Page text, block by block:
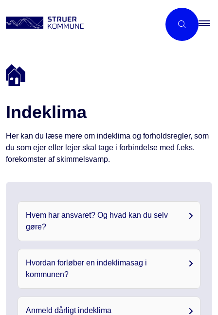
Indeklima
Her kan du læse mere om indeklima og forholdsregler, som
du som ejer eller lejer skal tage i forbindelse med f.eks.
forekomster af skimmelsvamp.
Hvem har ansvaret? Og hvad kan du selv
gøre?
Hvordan forløber en indeklimasag i
kommunen?
Anmeld dårligt indeklima